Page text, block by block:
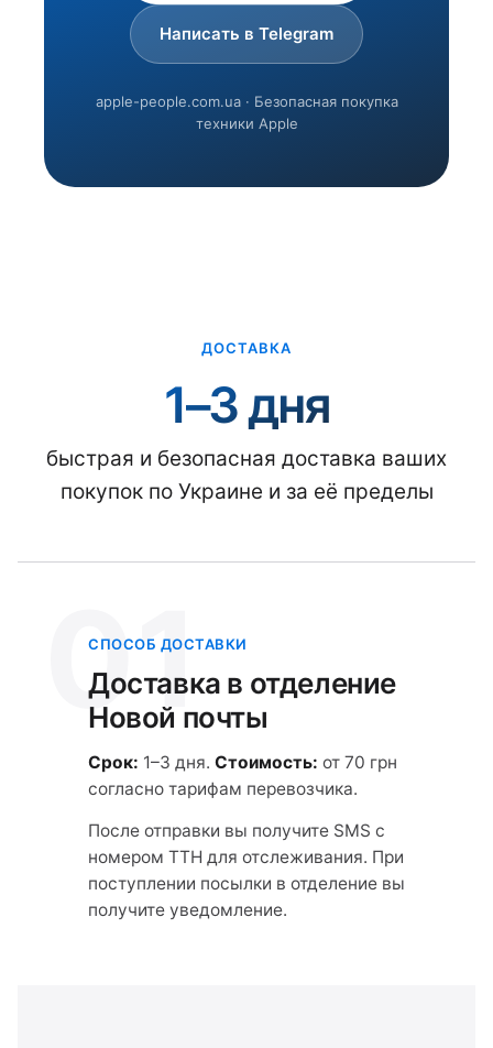
Написать в Telegram
apple-people.com.ua · Безопасная покупка
техники Apple
ДОСТАВКА
1–3 дня
быстрая и безопасная доставка ваших
покупок по Украине и за её пределы
01
СПОСОБ ДОСТАВКИ
Доставка в отделение
Новой почты
Срок: 1–3 дня. Стоимость: от 70 грн
согласно тарифам перевозчика.
После отправки вы получите SMS с
номером ТТН для отслеживания. При
поступлении посылки в отделение вы
получите уведомление.